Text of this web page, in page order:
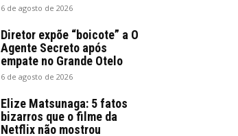
6 de agosto de 2026
Diretor expõe “boicote” a O
Agente Secreto após
empate no Grande Otelo
6 de agosto de 2026
Elize Matsunaga: 5 fatos
bizarros que o filme da
Netflix não mostrou